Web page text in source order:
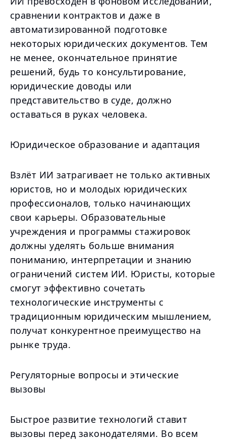
сравнении контрактов и даже в
автоматизированной подготовке
некоторых юридических документов. Тем
не менее, окончательное принятие
решений, будь то консультирование,
юридические доводы или
представительство в суде, должно
оставаться в руках человека.
Юридическое образование и адаптация
Взлёт ИИ затрагивает не только активных
юристов, но и молодых юридических
профессионалов, только начинающих
свои карьеры. Образовательные
учреждения и программы стажировок
должны уделять больше внимания
пониманию, интерпретации и знанию
ограничений систем ИИ. Юристы, которые
смогут эффективно сочетать
технологические инструменты с
традиционным юридическим мышлением,
получат конкурентное преимущество на
рынке труда.
Регуляторные вопросы и этические
вызовы
Быстрое развитие технологий ставит
вызовы перед законодателями. Во всем